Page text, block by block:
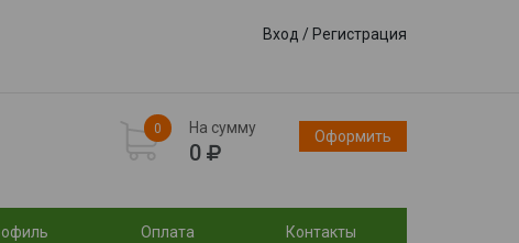
Вход / Регистрация
0 На сумму
0
Оформить
Оплата Контакты